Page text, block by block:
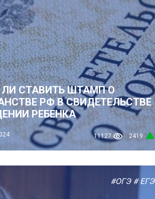
СТАВИТЬ ШТАМП О
РФ В СВИДЕТЕЛЬСТВЕ
РЕБЕНКА
11127 2419
#ОГЭ # ЕГЭ